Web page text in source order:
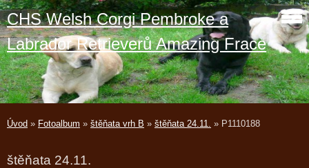
CHS Welsh Corgi Pembroke a
Labrador Retrieverů Amazing Frace
Úvod » Fotoalbum » štěňata vrh B » štěňata 24.11. » P1110188
štěňata 24.11.